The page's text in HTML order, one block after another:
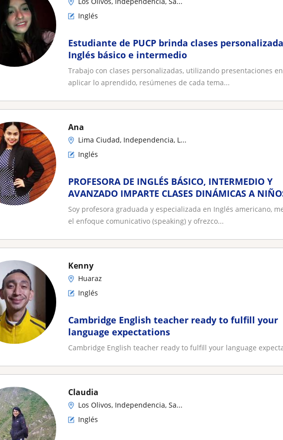
Inglés
Estudiante de PUCP brinda clases
Inglés básico e intermedio
Trabajo con clases personalizadas, utilizando presentaciones
aplicar lo aprendido, resúmenes de cada tema...
Ana
Lima Ciudad, Independencia, L...
Inglés
PROFESORA DE INGLÉS BÁSICO, INTERMEDIO Y
AVANZADO IMPARTE CLASES DINÁMICAS A
ADOLESCENTES Y ADULTOS EN LIMA
Soy profesora graduada y especializada en Inglés americano,
el enfoque comunicativo (speaking) y ofrezco...
Kenny
Huaraz
Inglés
Cambridge English teacher ready to fulfill your
language expectations
Cambridge English teacher ready to fulfill your language
Claudia
Los Olivos, Independencia, Sa...
Inglés